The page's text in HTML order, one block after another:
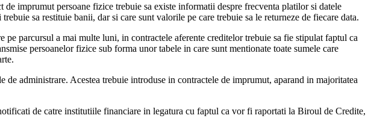
imprumut persoane fizice trebuie sa existe informatii despre frecventa platilor si datele
sa restituie banii, dar si care sunt valorile pe care trebuie sa le returneze de fiecare data.
parcursul a mai multe luni, in contractele aferente creditelor trebuie sa fie stipulat faptul ca
persoanelor fizice sub forma unor tabele in care sunt mentionate toate sumele care
administrare. Acestea trebuie introduse in contractele de imprumut, aparand in majoritatea
de catre institutiile financiare in legatura cu faptul ca vor fi raportati la Biroul de Credite,